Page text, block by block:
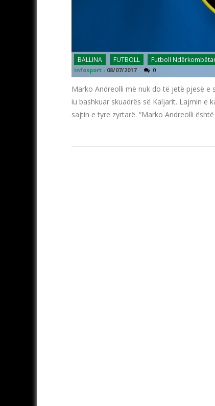
BALLINA FUTBOLL Futboll
infosport - 08/07/2017 0
Marko Andreolli më nuk do të jetë pjesë e
iu bashkuar skuadrës së Kaljarit. Lajmin e
sajtin e tyre zyrtarë. “Marko Andreolli